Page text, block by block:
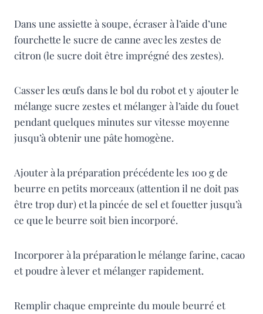
Dans une assiette à soupe, écraser à l’aide d’une
fourchette le sucre de canne avec les zestes de
citron (le sucre doit être imprégné des zestes).
Casser les œufs dans le bol du robot et y ajouter le
mélange sucre zestes et mélanger à l’aide du fouet
pendant quelques minutes sur vitesse moyenne
jusqu’à obtenir une pâte homogène.
Ajouter à la préparation précédente les 100 g de
beurre en petits morceaux (attention il ne doit pas
être trop dur) et la pincée de sel et fouetter jusqu’à
ce que le beurre soit bien incorporé.
Incorporer à la préparation le mélange farine, cacao
et poudre à lever et mélanger rapidement.
Remplir chaque empreinte du moule beurré et